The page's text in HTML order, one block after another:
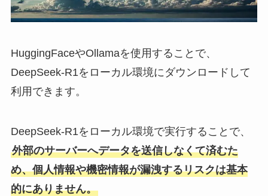
HuggingFaceやOllamaを使用することで、
DeepSeek-R1をローカル環境にダウンロードして
利用できます。
DeepSeek-R1をローカル環境で実行することで、
外部のサーバーへデータを送信しなくて済むた
め、個人情報や機密情報が漏洩するリスクは基本
的にありません。